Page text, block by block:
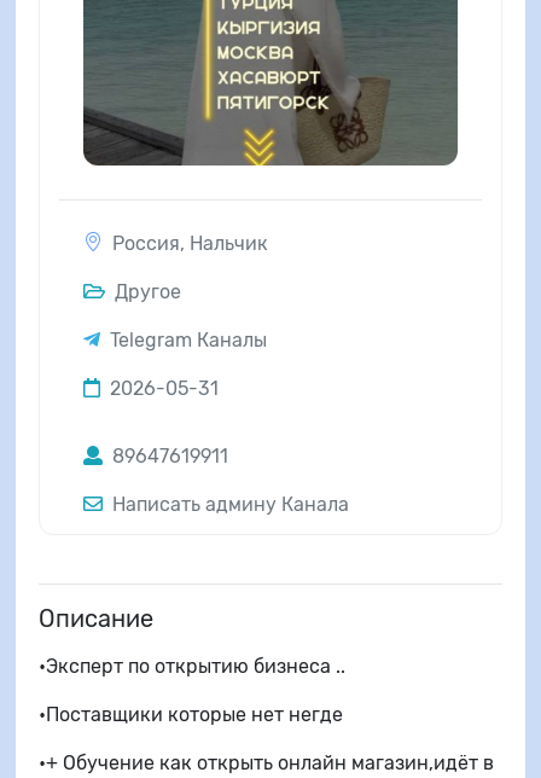
Россия, Нальчик
Другое
Telegram Каналы
2026-05-31
89647619911
Написать админу Канала
Описание
•Эксперт по открытию бизнеса ..
•Поставщики которые нет негде
•+ Обучение как открыть онлайн магазин,идёт в